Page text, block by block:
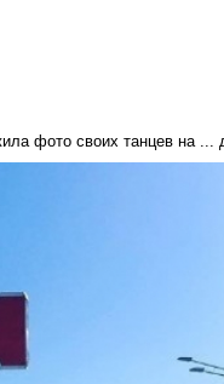
фото своих танцев на ...